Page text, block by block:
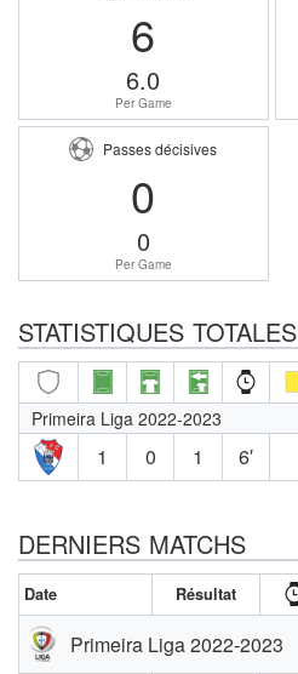
6
6.0
Per Game
Passes décisives
0
0
Per Game
STATISTIQUES TOTALES
Primeira Liga 2022-2023
1 0 1 6′
DERNIERS MATCHS
Date Résultat
Primeira Liga 2022-2023